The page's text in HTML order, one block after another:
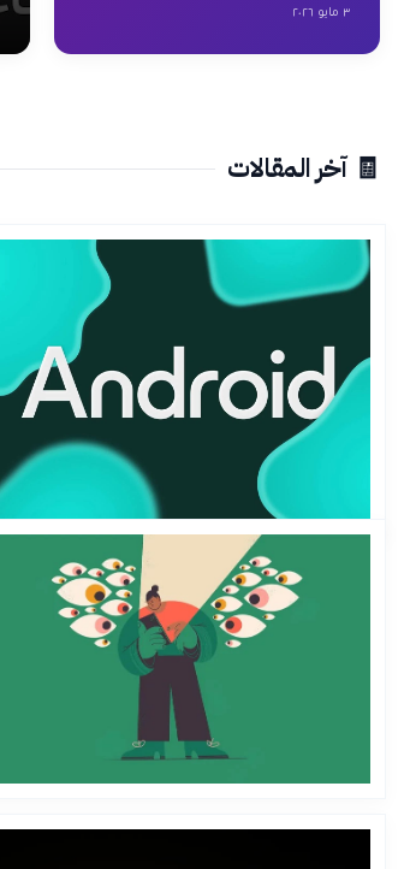
٣ مايو ٢٠٢٦
🧾 آخر المقالات